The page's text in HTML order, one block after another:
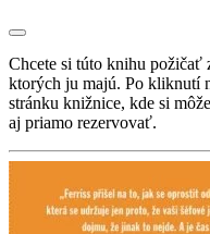
Chcete si túto knihu požičať
ktorých ju majú. Po kliknutí
stránku knižnice, kde si
aj priamo rezervovať.